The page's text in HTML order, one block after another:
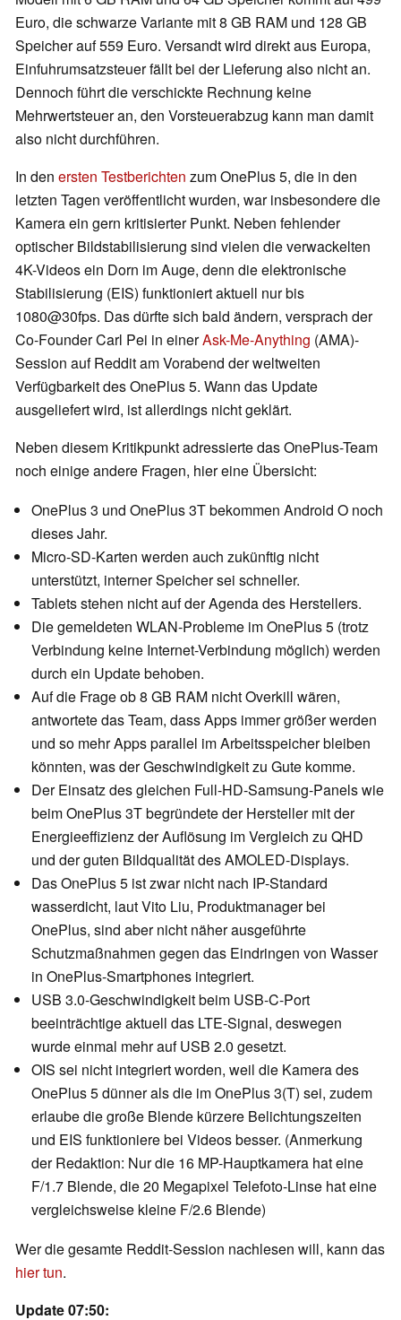
Euro, die schwarze Variante mit 8 GB RAM und 128 GB
Speicher auf 559 Euro. Versandt wird direkt aus Europa,
Einfuhrumsatzsteuer fällt bei der Lieferung also nicht an.
Dennoch führt die verschickte Rechnung keine
Mehrwertsteuer an, den Vorsteuerabzug kann man damit
also nicht durchführen.
In den ersten Testberichten zum OnePlus 5, die in den
letzten Tagen veröffentlicht wurden, war insbesondere die
Kamera ein gern kritisierter Punkt. Neben fehlender
optischer Bildstabilisierung sind vielen die verwackelten
4K-Videos ein Dorn im Auge, denn die elektronische
Stabilisierung (EIS) funktioniert aktuell nur bis
1080@30fps. Das dürfte sich bald ändern, versprach der
Co-Founder Carl Pei in einerAsk-Me-Anything (AMA)-
Session auf Reddit am Vorabend der weltweiten
Verfügbarkeit des OnePlus 5. Wann das Update
ausgeliefert wird, ist allerdings nicht geklärt.
Neben diesem Kritikpunkt adressierte das OnePlus-Team
noch einige andere Fragen, hier eine Übersicht:
OnePlus 3 und OnePlus 3T bekommen Android O noch
dieses Jahr.
Micro-SD-Karten werden auch zukünftig nicht
unterstützt, interner Speicher sei schneller.
Tablets stehen nicht auf der Agenda des Herstellers.
Die gemeldeten WLAN-Probleme im OnePlus 5 (trotz
Verbindung keine Internet-Verbindung möglich) werden
durch ein Update behoben.
Auf die Frage ob 8 GB RAM nicht Overkill wären,
antwortete das Team, dass Apps immer größer werden
und so mehr Apps parallel im Arbeitsspeicher bleiben
könnten, was der Geschwindigkeit zu Gute komme.
Der Einsatz des gleichen Full-HD-Samsung-Panels wie
beim OnePlus 3T begründete der Hersteller mit der
Energieeffizienz der Auflösung im Vergleich zu QHD
und der guten Bildqualität des AMOLED-Displays.
Das OnePlus 5 ist zwar nicht nach IP-Standard
wasserdicht, laut Vito Liu, Produktmanager bei
OnePlus, sind aber nicht näher ausgeführte
Schutzmaßnahmen gegen das Eindringen von Wasser
in OnePlus-Smartphones integriert.
USB 3.0-Geschwindigkeit beim USB-C-Port
beeinträchtige aktuell das LTE-Signal, deswegen
wurde einmal mehr auf USB 2.0 gesetzt.
OIS sei nicht integriert worden, weil die Kamera des
OnePlus 5 dünner als die im OnePlus 3(T) sei, zudem
erlaube die große Blende kürzere Belichtungszeiten
und EIS funktioniere bei Videos besser. (Anmerkung
der Redaktion: Nur die 16 MP-Hauptkamera hat eine
F/1.7 Blende, die 20 Megapixel Telefoto-Linse hat eine
vergleichsweise kleine F/2.6 Blende)
Wer die gesamte Reddit-Session nachlesen will, kann das
hier tun.
Update 07:50: